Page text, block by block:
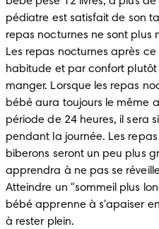
pédiatre est satisfait de son
repas nocturnes ne sont plus
Les repas nocturnes après
habitude et par confort
manger. Lorsque les repas
bébé aura toujours le même
période de 24 heures, il sera
pendant la journée. Les
biberons seront un peu plus
apprendra à ne pas se
Atteindre un "sommeil plus
bébé apprenne à s'apaiser
à rester plein.